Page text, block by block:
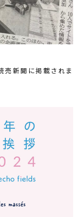
新聞に掲載されま